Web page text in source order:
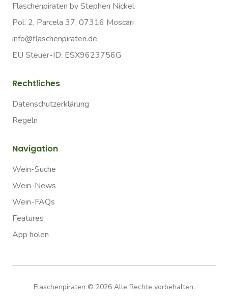
Flaschenpiraten by Stephen Nickel
Pol. 2, Parcela 37, 07316 Moscari
info@flaschenpiraten.de
EU Steuer-ID: ESX9623756G
Rechtliches
Datenschutzerklärung
Regeln
Navigation
Wein-Suche
Wein-News
Wein-FAQs
Features
App holen
Flaschenpiraten © 2026Alle Rechte vorbehalten.